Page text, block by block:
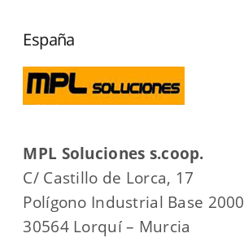
España
MPL Soluciones s.coop.
C/ Castillo de Lorca, 17
Polígono Industrial Base 2000
30564 Lorquí – Murcia